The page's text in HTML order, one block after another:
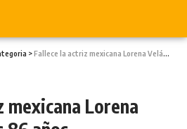
>Fallece la actriz mexicana Lorena Velázquez a los 86 años
mexicana Lorena